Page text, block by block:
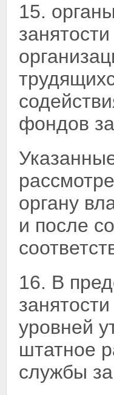
15.
фондов
органу
и после
16. В
уровней
штатное
службы